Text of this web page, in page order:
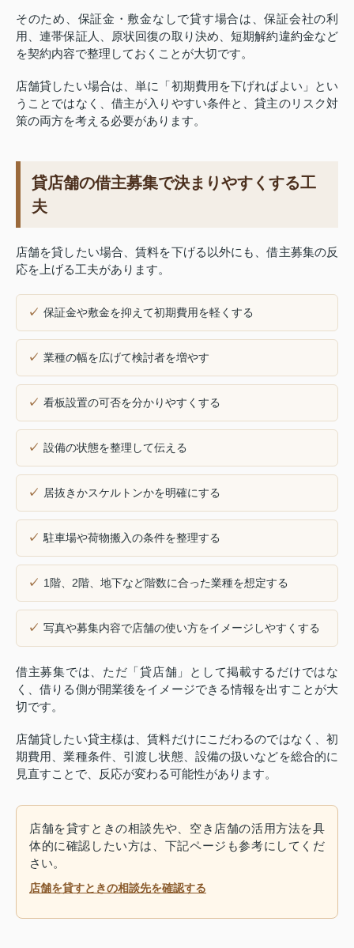
そのため、保証金・敷金なしで貸す場合は、保証会社の利
用、連帯保証人、原状回復の取り決め、短期解約違約金など
を契約内容で整理しておくことが大切です。
店舗貸したい場合は、単に「初期費用を下げればよい」とい
うことではなく、借主が入りやすい条件と、貸主のリスク対
策の両方を考える必要があります。
貸店舗の借主募集で決まりやすくする工
夫
店舗を貸したい場合、賃料を下げる以外にも、借主募集の反
応を上げる工夫があります。
保証金や敷金を抑えて初期費用を軽くする
業種の幅を広げて検討者を増やす
看板設置の可否を分かりやすくする
設備の状態を整理して伝える
居抜きかスケルトンかを明確にする
駐車場や荷物搬入の条件を整理する
1階、2階、地下など階数に合った業種を想定する
写真や募集内容で店舗の使い方をイメージしやすくする
借主募集では、ただ「貸店舗」として掲載するだけではな
く、借りる側が開業後をイメージできる情報を出すことが大
切です。
店舗貸したい貸主様は、賃料だけにこだわるのではなく、初
期費用、業種条件、引渡し状態、設備の扱いなどを総合的に
見直すことで、反応が変わる可能性があります。
店舗を貸すときの相談先や、空き店舗の活用方法を具
体的に確認したい方は、下記ページも参考にしてくだ
さい。
店舗を貸すときの相談先を確認する